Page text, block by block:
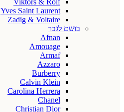
Viktors & Rolf
Yves Saint Laurent
Zadig & Voltaire
בושם לגבר
Afnan
Amouage
Armaf
Azzaro
Burberry
Calvin Klein
Carolina Herrera
Chanel
Christian Dior